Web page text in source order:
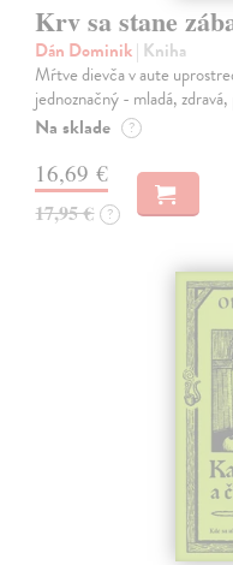
Krv sa stane
Dán Dominik| Kniha
Mŕtve dievča v aute
jednoznačný - mladá,
Na sklade ?
16,69 €
17,95 € ?